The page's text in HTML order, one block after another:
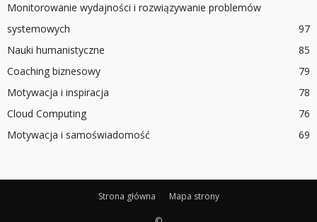
Monitorowanie wydajności i rozwiązywanie problemów
systemowych
97
Nauki humanistyczne
85
Coaching biznesowy
79
Motywacja i inspiracja
78
Cloud Computing
76
Motywacja i samoświadomość
69
Strona główna Mapa strony